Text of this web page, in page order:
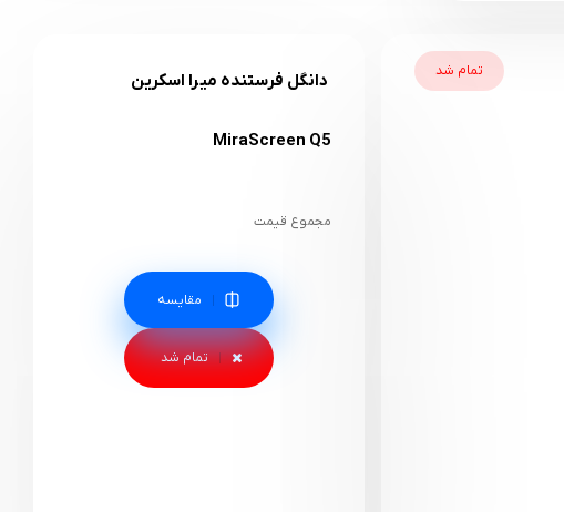
تمام شد دانگل فرستنده میرا اسکرین
MiraScreen Q5
مجموع قیمت
مقایسه